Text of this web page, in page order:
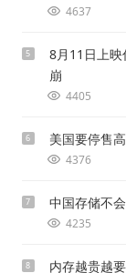
4637
5
8月11日上
崩
4405
6 美国要停售
4376
7 中国存储不
4235
8 内存越贵越